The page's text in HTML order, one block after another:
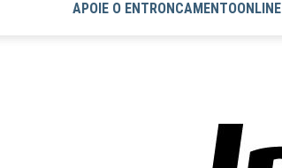
APOIE O ENTRONCAMENTOONLINE